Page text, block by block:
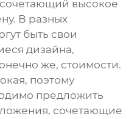
высокое
В разных
быть свои
дизайна,
же, стоимости.
поэтому
предложить
сочетающие